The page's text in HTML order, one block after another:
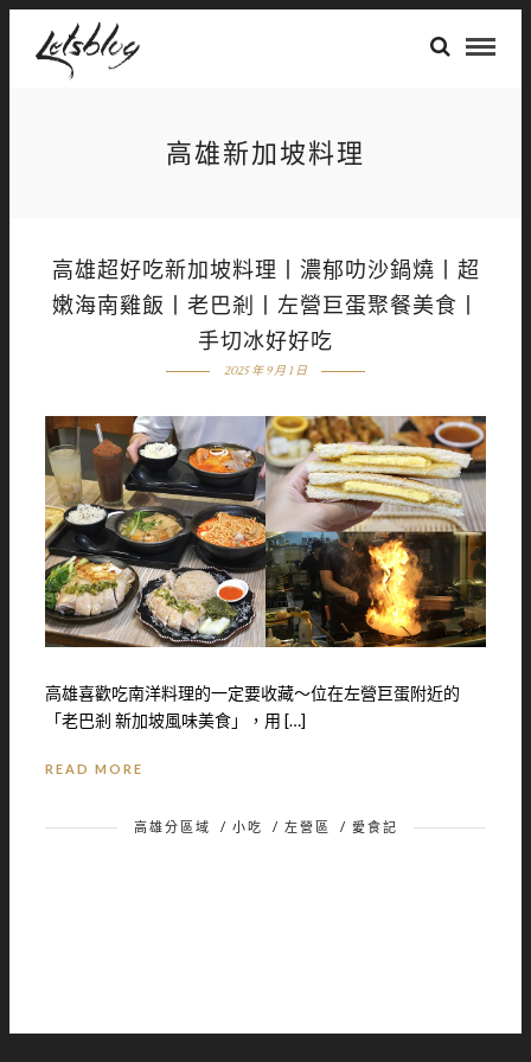
高雄新加坡料理
高雄超好吃新加坡料理丨濃郁叻沙鍋燒丨超
嫩海南雞飯丨老巴剎丨左營巨蛋聚餐美食丨
手切冰好好吃
2025 年 9 月 1 日
高雄喜歡吃南洋料理的一定要收藏～位在左營巨蛋附近的
「老巴剎 新加坡風味美食」，用 […]
READ MORE
高雄分區域 / 小吃 / 左營區 / 愛食記